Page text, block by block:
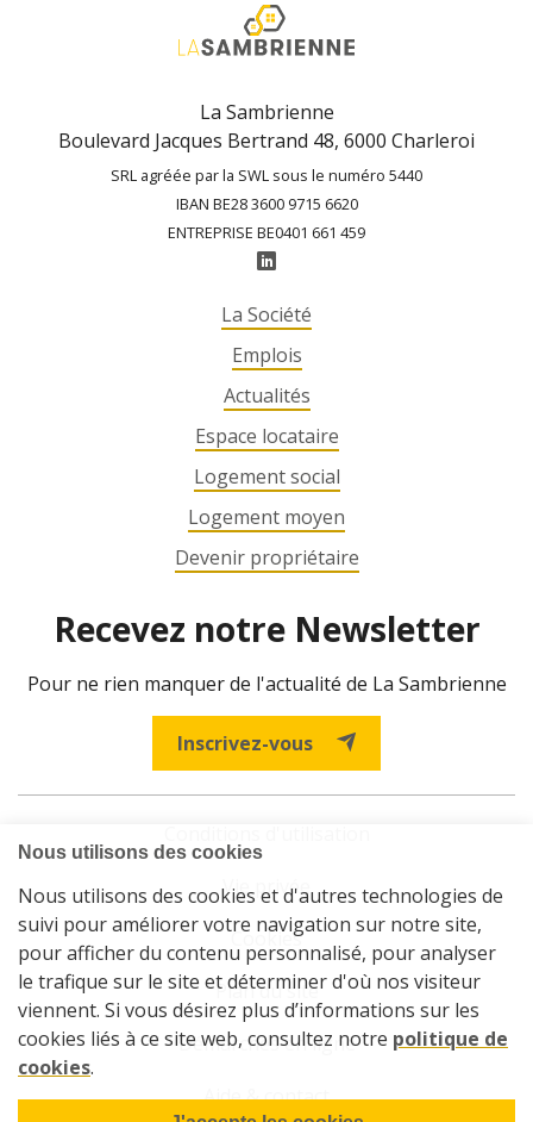
La Sambrienne
Boulevard Jacques Bertrand 48, 6000 Charleroi
SRL agréée par la SWL sous le numéro 5440
IBAN BE28 3600 9715 6620
ENTREPRISE BE0401 661 459
La Société
Emplois
Actualités
Espace locataire
Logement social
Logement moyen
Devenir propriétaire
Recevez notre Newsletter
Pour ne rien manquer de l'actualité de La Sambrienne
Inscrivez-vous
Vie privée
Cookies
Plan du site
Démarches en ligne
Aide & contact